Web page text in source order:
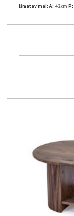
Išmatavimai: A: 42cm P: